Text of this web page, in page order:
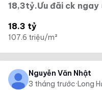
18,3tỷ.Ưu đãi ck
18.3 tỷ
107.6 triệu/m²
Nguyễn Văn Nhật
3 tháng trước·Long